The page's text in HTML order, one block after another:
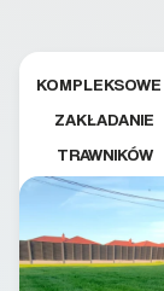
KOMPLEKSOWE
ZAKŁADANIE
TRAWNIKÓW